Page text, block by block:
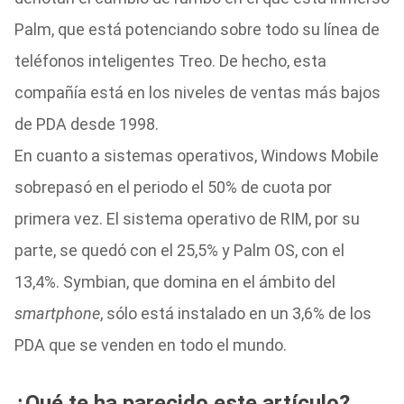
Palm, que está potenciando sobre todo su línea de
teléfonos inteligentes Treo. De hecho, esta
compañía está en los niveles de ventas más bajos
de PDA desde 1998.
En cuanto a sistemas operativos, Windows Mobile
sobrepasó en el periodo el 50% de cuota por
primera vez. El sistema operativo de RIM, por su
parte, se quedó con el 25,5% y Palm OS, con el
13,4%. Symbian, que domina en el ámbito del
smartphone, sólo está instalado en un 3,6% de los
PDA que se venden en todo el mundo.